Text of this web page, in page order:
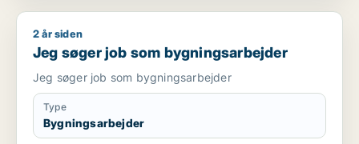
Jeg søger job som bygningsarbejder
2 år siden
Jeg søger job som bygningsarbejder
Jeg søger job som bygningsarbejder
Type
Bygningsarbejder